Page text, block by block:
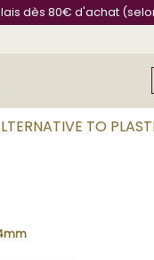
dès 80€ d'achat
TO